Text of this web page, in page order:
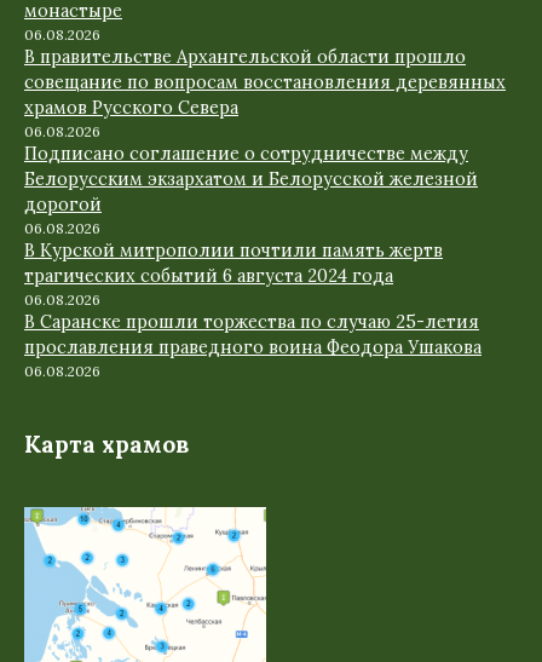
монастыре
06.08.2026
В правительстве Архангельской области прошло
совещание по вопросам восстановления деревянных
храмов Русского Севера
06.08.2026
Подписано соглашение о сотрудничестве между
Белорусским экзархатом и Белорусской железной
дорогой
06.08.2026
В Курской митрополии почтили память жертв
трагических событий 6 августа 2024 года
06.08.2026
В Саранске прошли торжества по случаю 25-летия
прославления праведного воина Феодора Ушакова
06.08.2026
Карта храмов